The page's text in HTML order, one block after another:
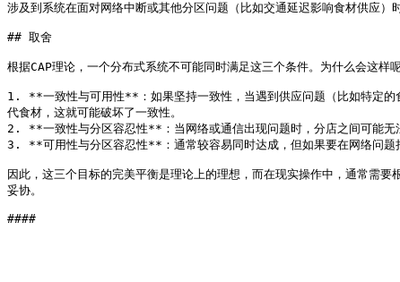
涉及到系统在面对网络中断或其他分区问题（比如交通延迟影响食材供应）
## 取舍
根据CAP理论，一个分布式系统不可能同时满足这三个条件。为什么会这样
1. **一致性与可用性**：如果坚持一致性，当遇到供应问题（比如特定的
代食材，这就可能破坏了一致性。
2. **一致性与分区容忍性**：当网络或通信出现问题时，分店之间可能无
3. **可用性与分区容忍性**：通常较容易同时达成，但如果要在网络问题
因此，这三个目标的完美平衡是理论上的理想，而在现实操作中，通常需
妥协。